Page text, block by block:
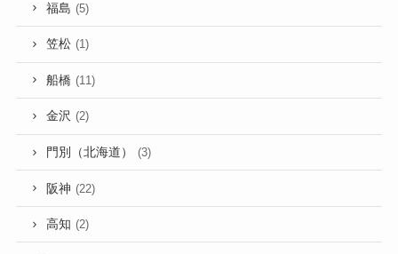
福島 (5)
笠松 (1)
船橋 (11)
金沢 (2)
門別（北海道） (3)
阪神 (22)
高知 (2)